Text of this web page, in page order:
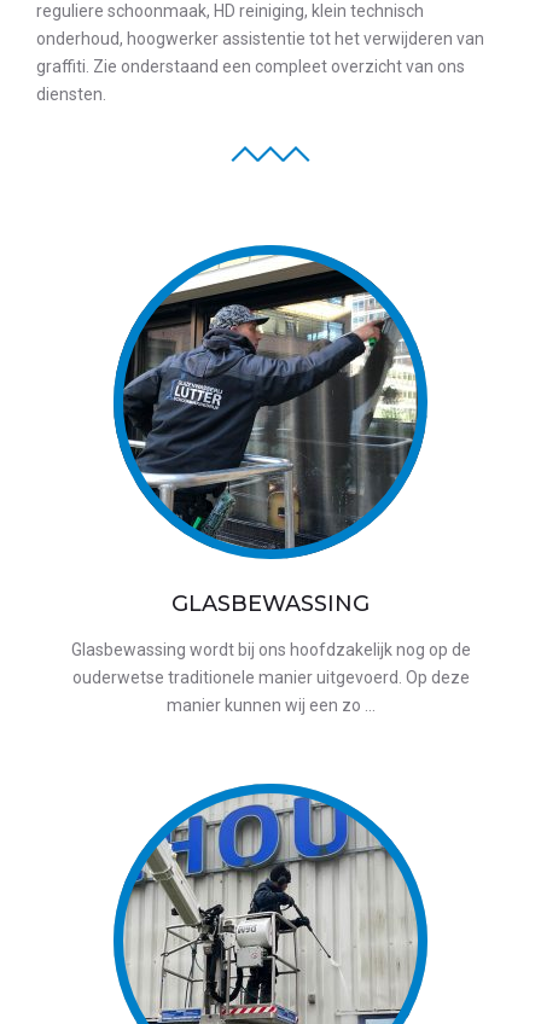
reguliere schoonmaak, HD reiniging, klein technisch
onderhoud, hoogwerker assistentie tot het verwijderen van
graffiti. Zie onderstaand een compleet overzicht van ons
diensten.
GLASBEWASSING
Glasbewassing wordt bij ons hoofdzakelijk nog op de
ouderwetse traditionele manier uitgevoerd. Op deze
manier kunnen wij een zo …